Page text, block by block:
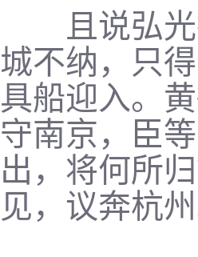
且说弘光
城不纳，只
具船迎入。
守南京，臣
出，将何所
见，议奔杭